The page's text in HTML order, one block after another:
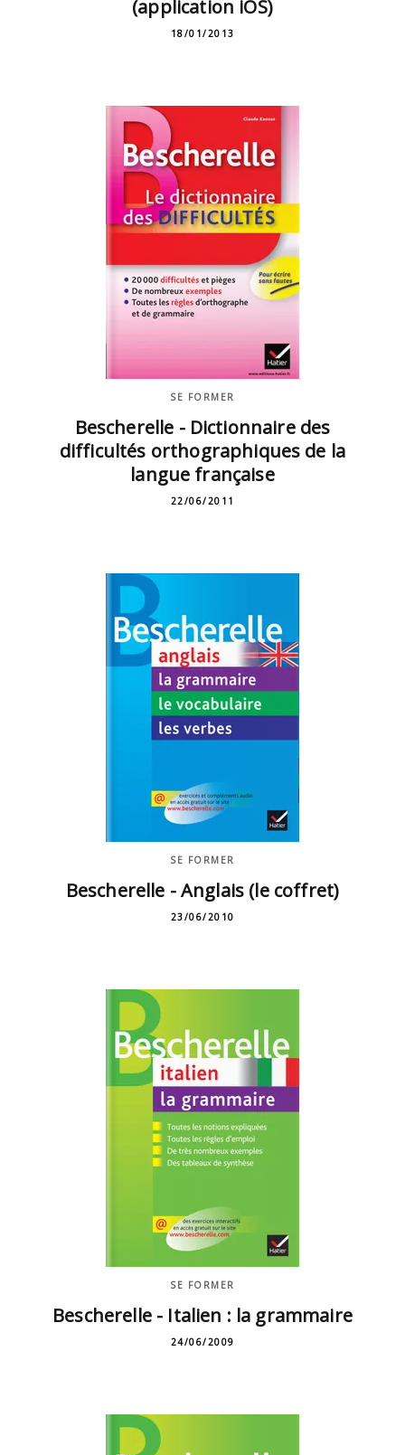
(application iOS)
18/01/2013
SE FORMER
Bescherelle - Dictionnaire des
difficultés orthographiques de la
langue française
22/06/2011
SE FORMER
Bescherelle - Anglais (le coffret)
23/06/2010
SE FORMER
Bescherelle - Italien : la grammaire
24/06/2009